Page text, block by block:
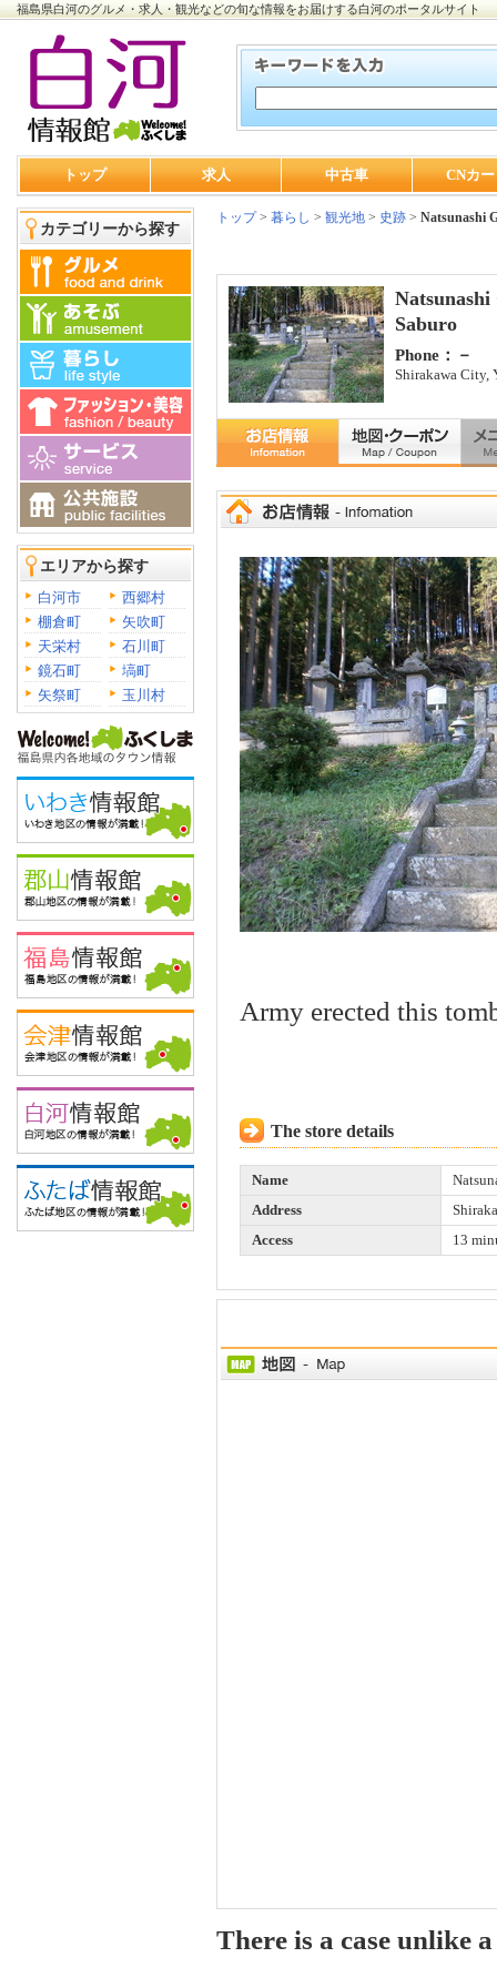
福島県白河のグルメ・求人・観光などの旬な情報をお届けする白河のポータルサイト
トップ 求人 中古車 CNカ
カテゴリーから探す
エリアから探す
白河市
西郷村
棚倉町
矢吹町
天栄村
石川町
鏡石町
塙町
矢祭町
玉川村
トップ> 暮らし > 観光地 > 史跡 > Natsunashi
Saburo
Phone：－
Shirakawa City,
Army erected this
The store details
Name
Address
Access
13
There is a case unlike